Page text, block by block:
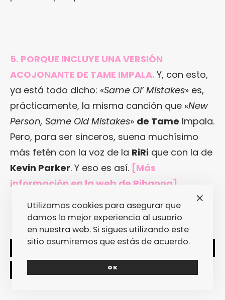
5. PORQUE INCLUYE UNA VERSIÓN
ACOJONANTE DE TAME IMPALA. Y, con esto,
ya está todo dicho: «Same Ol’ Mistakes» es,
prácticamente, la misma canción que «New
Person, Same Old Mistakes» de Tame Impala.
Pero, para ser sinceros, suena muchísimo
más fetén con la voz de la RiRi que con la de
Kevin Parker. Y eso es así. [Más
información en la web de Rihanna]
Utilizamos cookies para asegurar que
damos la mejor experiencia al usuario
en nuestra web. Si sigues utilizando este
sitio asumiremos que estás de acuerdo.
OK